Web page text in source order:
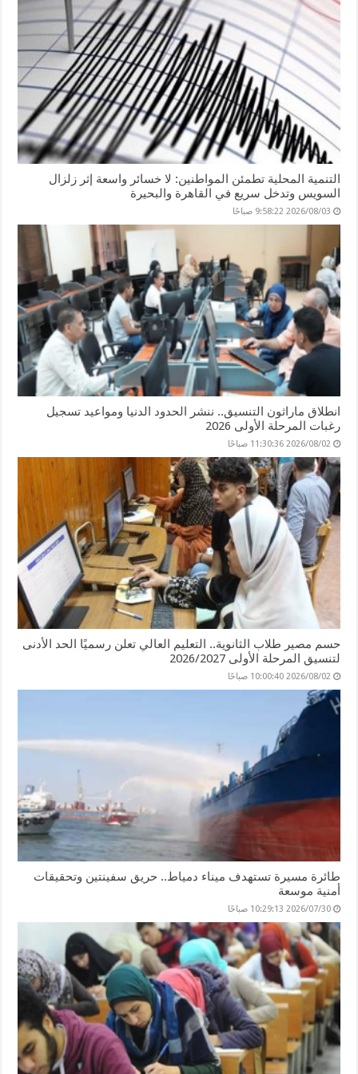
التنمية المحلية تطمئن المواطنين: لا خسائر واسعة إثر زلزال
السويس وتدخل سريع في القاهرة والبحيرة
2026/08/03 9:58:22 صباحًا
انطلاق ماراثون التنسيق.. ننشر الحدود الدنيا ومواعيد تسجيل
رغبات المرحلة الأولى 2026
2026/08/02 11:30:36 صباحًا
حسم مصير طلاب الثانوية.. التعليم العالي تعلن رسميًا الحد الأدنى
لتنسيق المرحلة الأولى 2026/2027
2026/08/02 10:00:40 صباحًا
طائرة مسيرة تستهدف ميناء دمياط.. حريق سفينتين وتحقيقات
أمنية موسعة
2026/07/30 10:29:13 صباحًا